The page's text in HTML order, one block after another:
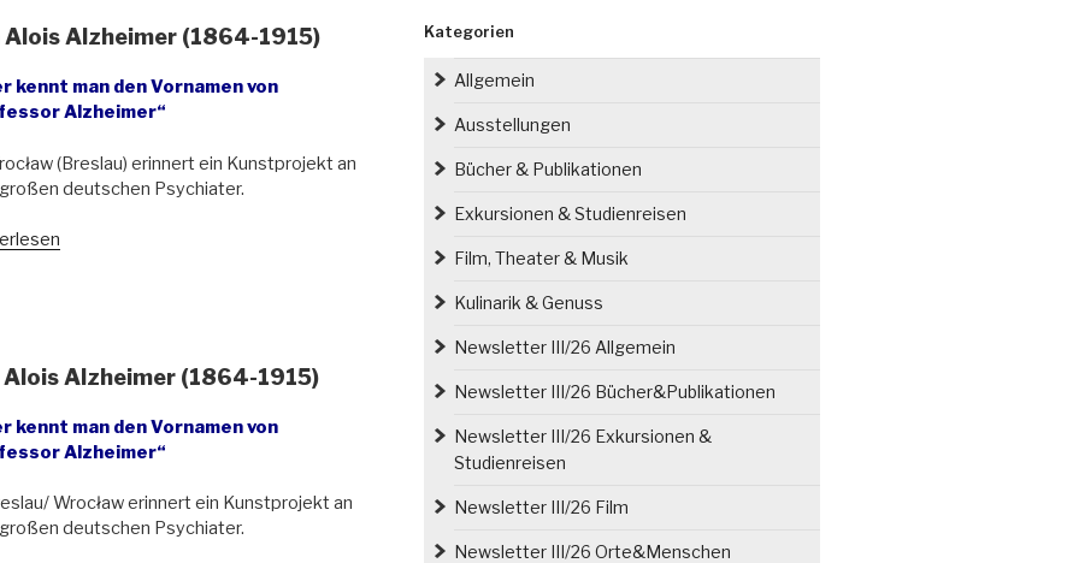
Alzheimer (1864-1915)
kennt man den Vornamen von
Alzheimer“
(Breslau) erinnert ein Kunstprojekt an
deutschen Psychiater.
Alzheimer (1864-1915)
kennt man den Vornamen von
Alzheimer“
Wrocław erinnert ein Kunstprojekt an
deutschen Psychiater.
Kategorien
Allgemein
Ausstellungen
Bücher & Publikationen
Exkursionen & Studienreisen
Film, Theater & Musik
Kulinarik & Genuss
Newsletter III/26 Allgemein
Newsletter III/26 Bücher&Publikationen
Newsletter III/26 Exkursionen &
Studienreisen
Newsletter III/26 Film
Newsletter III/26 Orte&Menschen